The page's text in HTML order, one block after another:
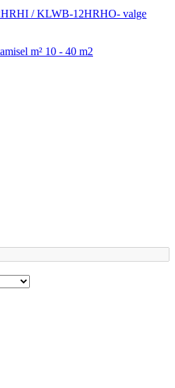
/ KLWB-12HRHO- valge
m² 10 - 40 m2